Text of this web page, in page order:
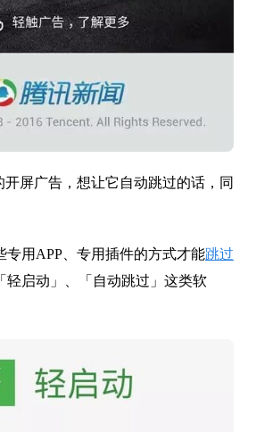
开屏广告，想让它自动跳过的话，同
专用APP、专用插件的方式才能跳过
轻启动」、「自动跳过」这类软